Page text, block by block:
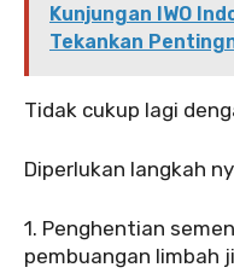
Kunjungan IWO
Tekankan
‎‎Tidak cukup lagi
‎Diperlukan langkah
‎‎1. Penghentian
pembuangan limbah